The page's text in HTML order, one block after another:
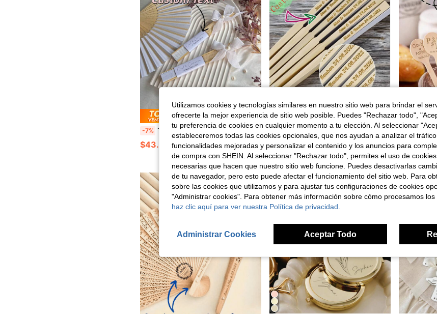
Ahorro de $3.310
-7% 10/20 piezas Abanicos de papel personalizados blancos para boda, adecuados para recuerdos de fiesta, compromiso, bautizo, regalos para invitados, estilo campestre, retro, simple, personalizado, graduación, despedida de soltera, boda de verano
$43.980
Ahorro de $290
-2% 1/5/10/20/40/100 piezas Abanicos de papel plegables blancos personalizados: Abanicos de bambú DIY, adecuados para regalos de boda, cumpleaños, Día de la Madre, Pascua, etc. - Perfecto para familia, oficina y fiestas de eventos, regalo personalizado, recuerdos de fiesta
$17.000
Clientes habituales
Palitos de madera personalizados, vajilla de boda
$16.577
Utilizamos cookies y tecnologías similares en nuestro sitio web para brindar el
ofrecerte la mejor experiencia de sitio web posible. Puedes "Rechazar todo",
tu preferencia de cookies en cualquier momento a tu elección. Al seleccionar
estableceremos todas las cookies opcionales, que nos ayudan a analizar el
funcionalidades mejoradas y personalizar el contenido y los anuncios para
de compra con SHEIN. Al seleccionar "Rechazar todo", permites el uso de
necesarias que hacen que nuestro sitio web funcione. Puedes desactivarlas
de tu navegador, pero esto puede afectar el funcionamiento del sitio web. Para
sobre las cookies que utilizamos y para ajustar tus configuraciones de cookies
"Administrar cookies". Para obtener más información sobre cómo procesamos los
haz clic aquí para ver nuestra Política de privacidad.
Administrar Cookies Aceptar Todo